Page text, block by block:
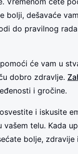
bolji, dešavaće
do pravilnog
će vam u
dobro zdravlje.
i gročine.
i iskusite
vašem telu. Kada
bolje, zdravije